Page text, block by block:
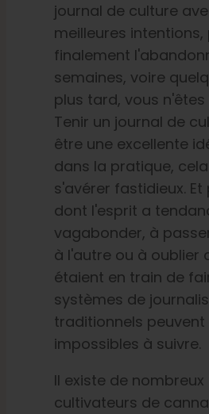
journal de culture
meilleures intentions,
finalement
semaines, voire
plus tard, vous n'êtes
Tenir un journal de
être une excellente
dans la pratique,
s'avérer fastidieux. Et
dont l'esprit a
vagabonder, à
à l'autre ou à oublier
étaient en train de
systèmes de
traditionnels peuvent
impossibles à suivre.
Il existe de
cultivateurs de